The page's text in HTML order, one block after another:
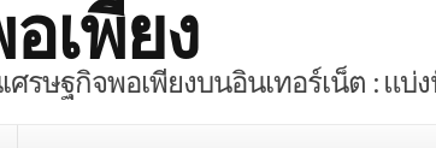
เพียง
รษฐกิจพอเพียงบนอินเทอร์เน็ต : แบ่